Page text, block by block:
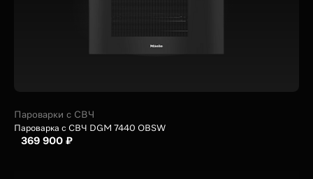
Пароварки с СВЧ
Пароварка с СВЧ DGM 7440 OBSW
369 900 ₽